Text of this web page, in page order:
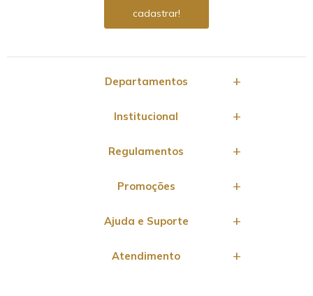
Departamentos
Institucional
Regulamentos
Promoções
Ajuda e Suporte
Atendimento